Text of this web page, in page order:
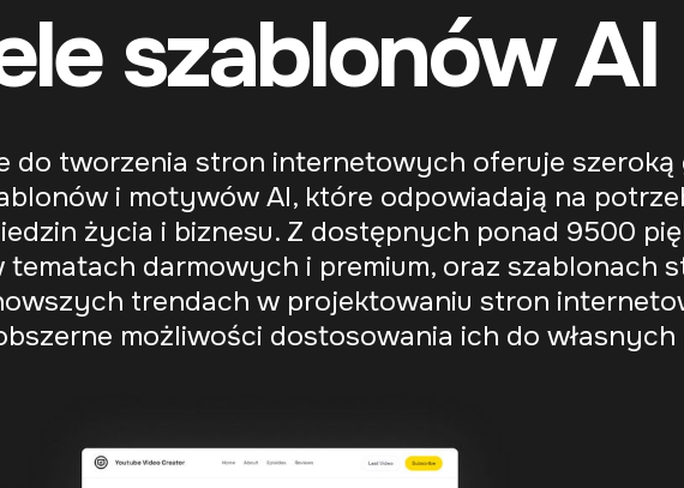
szablonów AI
do tworzenia stron internetowych oferuje szeroką
i motywów AI, które odpowiadają na
życia i biznesu. Z dostępnych ponad 9500
darmowych i premium, oraz szablonach
trendach w projektowaniu stron
możliwości dostosowania ich do